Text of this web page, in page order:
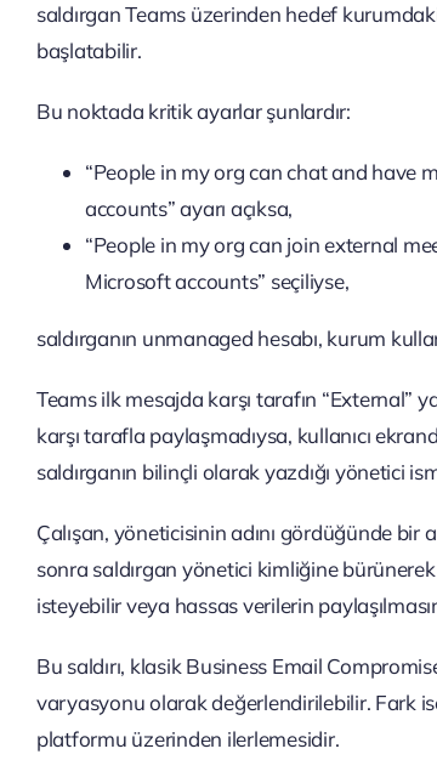
saldırgan Teams üzerinden hedef
başlatabilir.
Bu noktada kritik ayarlar şunlardır:
“People in my org can chat and have
accounts” ayarı açıksa,
“People in my org can join external
Microsoft accounts” seçiliyse,
saldırganın unmanaged hesabı, kurum
Teams ilk mesajda karşı tarafın “External”
karşı tarafla paylaşmadıysa, kullanıcı
saldırganın bilinçli olarak yazdığı yönetici
Çalışan, yöneticisinin adını gördüğünde bir
sonra saldırgan yönetici kimliğine
isteyebilir veya hassas verilerin
Bu saldırı, klasik Business Email
varyasyonu olarak değerlendirilebilir. Fark
platformu üzerinden ilerlemesidir.